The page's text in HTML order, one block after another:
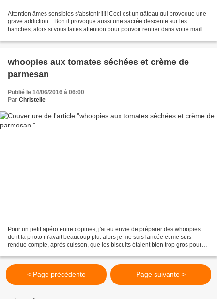
Attention âmes sensibles s'abstenir!!!!! Ceci est un gâteau qui provoque une
grave addiction... Bon il provoque aussi une sacrée descente sur les
hanches, alors si vous faites attention pour pouvoir rentrer dans votre maillot
whoopies aux tomates séchées et crème de
parmesan
Publié le 14/06/2016 à 06:00
Par Christelle
Pour un petit apéro entre copines, j'ai eu envie de préparer des whoopies
dont la photo m'avait beaucoup plu. alors je me suis lancée et me suis
rendue compte, après cuisson, que les biscuits étaient bien trop gros pour
< Page précédente Page suivante >